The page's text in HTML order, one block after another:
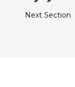
Next Section